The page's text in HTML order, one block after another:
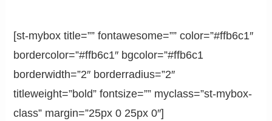
[st-mybox title=”” fontawesome=”” color=”#ffb6c1″
bordercolor=”#ffb6c1″ bgcolor=”#ffb6c1
borderwidth=”2″ borderradius=”2″
titleweight=”bold” fontsize=”” myclass=”st-mybox-
class” margin=”25px 0 25px 0″]